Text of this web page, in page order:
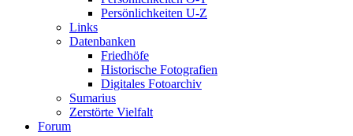
Persönlichkeiten U-Z
Links
Datenbanken
Friedhöfe
Historische Fotografien
Digitales Fotoarchiv
Sumarius
Zerstörte Vielfalt
Forum